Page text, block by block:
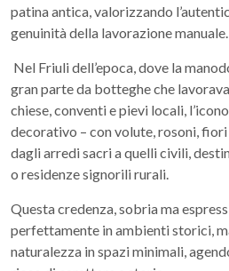
patina antica, valorizzando
genuinità della lavorazione manuale.
Nel Friuli dell’epoca, dove la
gran parte da botteghe che
chiese, conventi e pievi locali,
decorativo – con volute, rosoni,
dagli arredi sacri a quelli civili,
o residenze signorili rurali.
Questa credenza, sobria ma
perfettamente in ambienti storici,
naturalezza in spazi minimali,